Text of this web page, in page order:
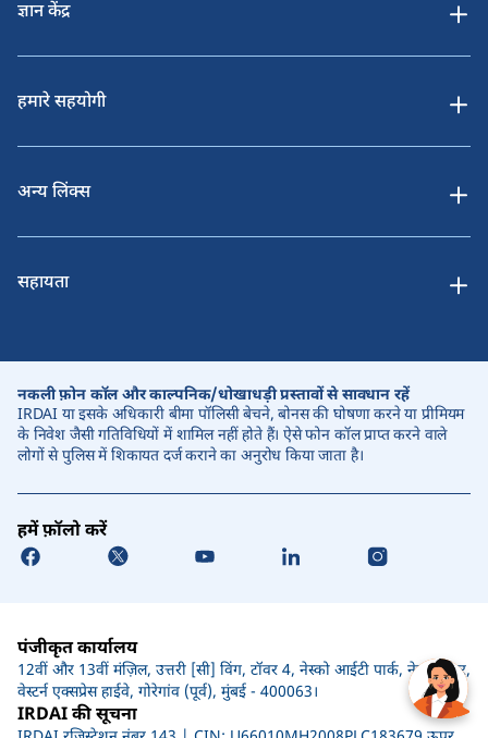
ज्ञान केंद्र
हमारे सहयोगी
अन्य लिंक्स
सहायता
नकली फ़ोन कॉल और काल्पनिक/धोखाधड़ी प्रस्तावों से सावधान रहें
IRDAI या इसके अधिकारी बीमा पॉलिसी बेचने, बोनस की घोषणा करने या प्रीमियम
के निवेश जैसी गतिविधियों में शामिल नहीं होते हैं। ऐसे फोन कॉल प्राप्त करने वाले
लोगों से पुलिस में शिकायत दर्ज कराने का अनुरोध किया जाता है।
हमें फ़ॉलो करें
पंजीकृत कार्यालय
12वीं और 13वीं मंज़िल, उत्तरी [सी] विंग, टॉवर 4, नेस्को आईटी पार्क, नेस्को सेंटर,
वेस्टर्न एक्सप्रेस हाईवे, गोरेगांव (पूर्व), मुंबई - 400063।
IRDAI की सूचना